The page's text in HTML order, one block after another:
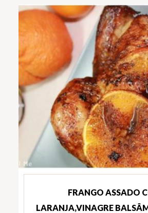
FRANGO ASSADO
LARANJA,VINAGRE